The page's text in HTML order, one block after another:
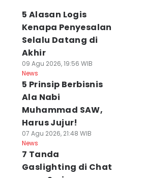
5 Alasan Logis
Kenapa Penyesalan
Selalu Datang di
Akhir
09 Agu 2026, 19:56 WIB
News
5 Prinsip Berbisnis
Ala Nabi
Muhammad SAW,
Harus Jujur!
07 Agu 2026, 21:48 WIB
News
7 Tanda
Gaslighting di Chat